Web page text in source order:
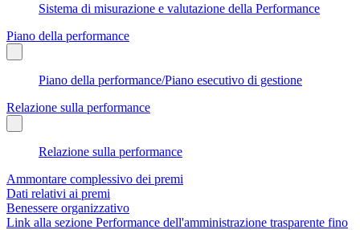
Sistema di misurazione e valutazione della Performance
Piano della performance
Piano della performance/Piano esecutivo di gestione
Relazione sulla performance
Relazione sulla performance
Ammontare complessivo dei premi
Dati relativi ai premi
Benessere organizzativo
Link alla sezione Performance dell'amministrazione trasparente fino